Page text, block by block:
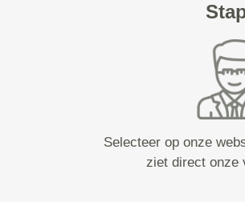
Selecteer op onze
ziet direct onze